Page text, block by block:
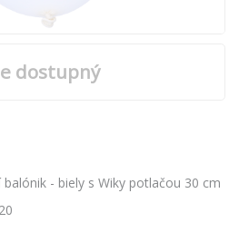
dostupný
- biely s Wiky potlačou 30 cm